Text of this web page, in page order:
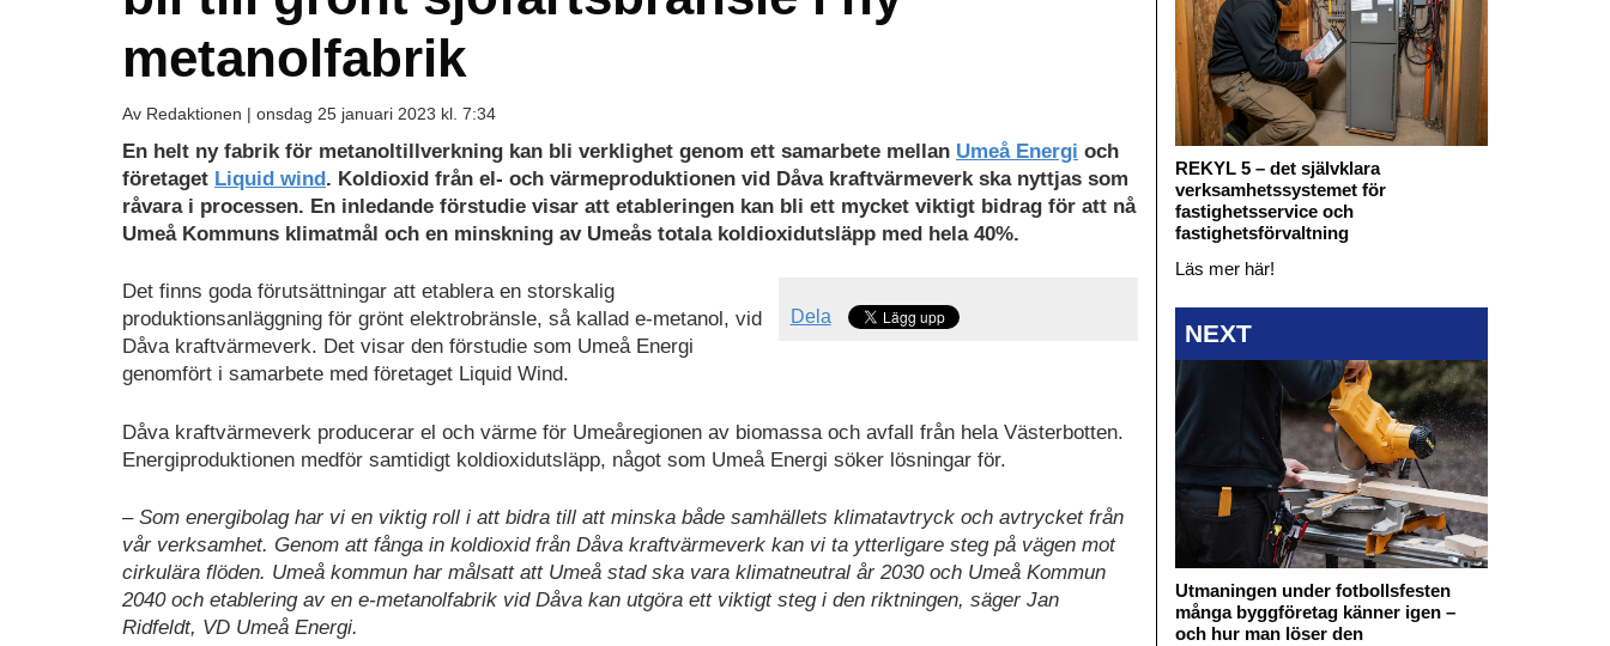
metanolfabrik
Av Redaktionen | onsdag 25 januari 2023 kl. 7:34
En helt ny fabrik för metanoltillverkning kan bli verklighet genom ett samarbete mellan Umeå Energi och
företaget Liquid wind. Koldioxid från el- och värmeproduktionen vid Dåva kraftvärmeverk ska nyttjas som
råvara i processen. En inledande förstudie visar att etableringen kan bli ett mycket viktigt bidrag för att nå
Umeå Kommuns klimatmål och en minskning av Umeås totala koldioxidutsläpp med hela 40%.
Dela
Det finns goda förutsättningar att etablera en storskalig
produktionsanläggning för grönt elektrobränsle, så kallad e-metanol, vid
Dåva kraftvärmeverk. Det visar den förstudie som Umeå Energi
genomfört i samarbete med företaget Liquid Wind.
Dåva kraftvärmeverk producerar el och värme för Umeåregionen av biomassa och avfall från hela Västerbotten.
Energiproduktionen medför samtidigt koldioxidutsläpp, något som Umeå Energi söker lösningar för.
– Som energibolag har vi en viktig roll i att bidra till att minska både samhällets klimatavtryck och avtrycket från
vår verksamhet. Genom att fånga in koldioxid från Dåva kraftvärmeverk kan vi ta ytterligare steg på vägen mot
cirkulära flöden. Umeå kommun har målsatt att Umeå stad ska vara klimatneutral år 2030 och Umeå Kommun
2040 och etablering av en e-metanolfabrik vid Dåva kan utgöra ett viktigt steg i den riktningen, säger Jan
Ridfeldt, VD Umeå Energi.
REKYL 5 – det självklara
verksamhetssystemet för
fastighetsservice och
fastighetsförvaltning
Läs mer här!
NEXT
Utmaningen under fotbollsfesten
många byggföretag känner igen –
och hur man löser den